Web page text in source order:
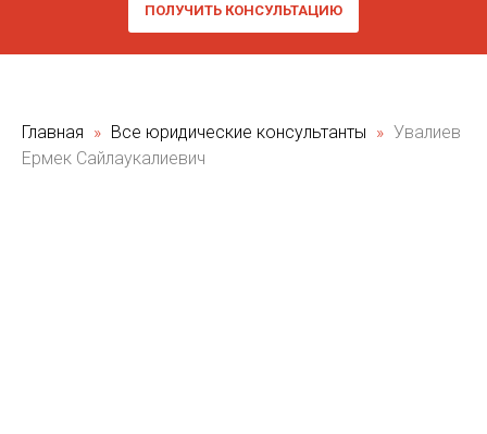
ПОЛУЧИТЬ КОНСУЛЬТАЦИЮ
Главная Все юридические консультанты
Увалиев
Ермек Сайлаукалиевич